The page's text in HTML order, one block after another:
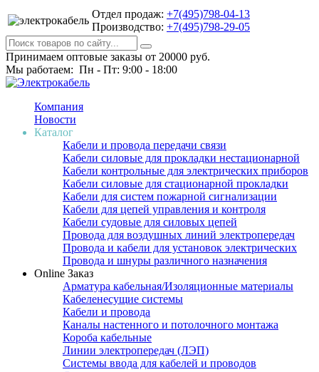
Отдел продаж: +7(495)798-04-13
Производство: +7(495)798-29-05
Принимаем оптовые заказы от 20000 руб.
Мы работаем: Пн - Пт: 9:00 - 18:00
Компания
Новости
Каталог
Кабели и провода передачи связи
Кабели силовые для прокладки нестационарной
Кабели контрольные для электрических приборов
Кабели силовые для стационарной прокладки
Кабели для систем пожарной сигнализации
Кабели для цепей управления и контроля
Кабели судовые для силовых цепей
Провода для воздушных линий электропередач
Провода и кабели для установок электрических
Провода и шнуры различного назначения
Online Заказ
Арматура кабельная/Изоляционные материалы
Кабеленесущие системы
Кабели и провода
Каналы настенного и потолочного монтажа
Короба кабельные
Линии электропередач (ЛЭП)
Системы ввода для кабелей и проводов